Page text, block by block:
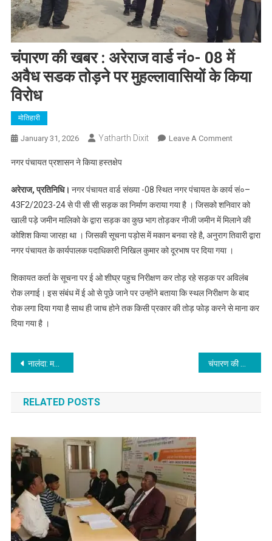
चंपारण की खबर : अरेराज वार्ड नं०- 08 में
अवैध सडक तोड़ने पर मुहल्लावासियों के किया
विरोध
मोतिहारी
January 31, 2026 Yatharth Dixit Leave A CommentOn
:
अरेराज
वार्ड
नं०-
08
अवैध
सडक
तोड़ने
किया
विरोध
नगर पंचायत प्रशासन ने किया हस्तक्षेप
अरेराज, प्रतिनिधि। नगर पंचायत वार्ड संख्या -08 स्थित नगर पंचायत के कार्य सं०–
43F2/2023-24 से पी सी सी सड़क का निर्माण कराया गया है । जिसको शनिवार को
खाली पड़े जमीन मालिको के द्वारा सड़क का कुछ भाग तोड़कर नीजी जमीन में मिलाने की
कोशिश किया जारहा था । जिसकी सूचना पड़ोस में मकान बनवा रहे है, अनुराग तिवारी द्वारा
नगर पंचायत के कार्यपालक पदाधिकारी निखिल कुमार को दूरभाष पर दिया गया ।
शिकायत कर्ता के सूचना पर ई ओ शीघ्र पहुच निरीक्षण कर तोड़ रहे सड़क पर अविलंब
रोक लगाई। इस संबंध में ई ओ से पूछे जाने पर उन्होंने बताया कि स्थल निरीक्षण के बाद
रोक लगा दिया गया है साथ ही जाच होने तक किसी प्रकार की तोड़ फोड़ करने से माना कर
दिया गया है ।
Post
navigation
नालंदा: महिला के बाल खींच थानेदार ने मानवता का किया हनन, SP ने लिया संज्ञान, जांच टीम गठित
RELATED POSTS